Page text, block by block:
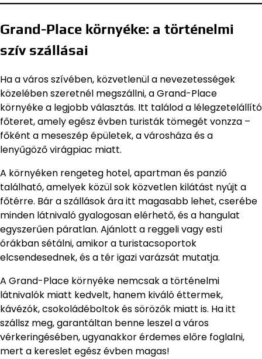
Grand-Place környéke: a történelmi
szív szállásai
Ha a város szívében, közvetlenül a nevezetességek
közelében szeretnél megszállni, a Grand-Place
környéke a legjobb választás. Itt találod a lélegzetelállító
főteret, amely egész évben turisták tömegét vonzza –
főként a meseszép épületek, a városháza és a
lenyűgöző virágpiac miatt.
A környéken rengeteg hotel, apartman és panzió
található, amelyek közül sok közvetlen kilátást nyújt a
főtérre. Bár a szállások ára itt magasabb lehet, cserébe
minden látnivaló gyalogosan elérhető, és a hangulat
egyszerűen páratlan. Ajánlott a reggeli vagy esti
órákban sétálni, amikor a turistacsoportok
elcsendesednek, és a tér igazi varázsát mutatja.
A Grand-Place környéke nemcsak a történelmi
látnivalók miatt kedvelt, hanem kiváló éttermek,
kávézók, csokoládéboltok és sörözők miatt is. Ha itt
szállsz meg, garantáltan benne leszel a város
vérkeringésében, ugyanakkor érdemes előre foglalni,
mert a kereslet egész évben magas!